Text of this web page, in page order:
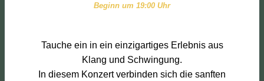
Beginn um 19:00 Uhr
Tauche ein in ein einzigartiges Erlebnis aus
Klang und Schwingung.
In diesem Konzert verbinden sich die sanften